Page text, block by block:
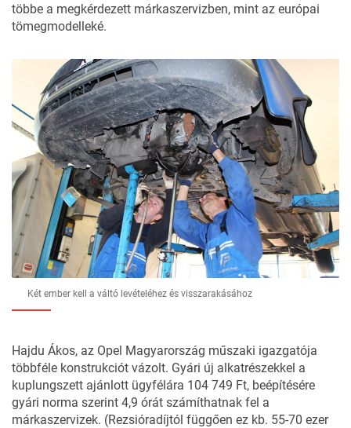
többe a megkérdezett márkaszervizben, mint az európai
tömegmodelleké.
Két ember kell a váltó levételéhez és visszarakásához
Hajdu Ákos, az Opel Magyarország műszaki igazgatója
többféle konstrukciót vázolt. Gyári új alkatrészekkel a
kuplungszett ajánlott ügyfélára 104 749 Ft, beépítésére
gyári norma szerint 4,9 órát számíthatnak fel a
márkaszervizek. (Rezsióradíjtól függően ez kb. 55-70 ezer